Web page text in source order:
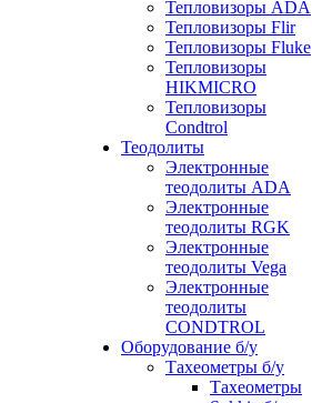
Тепловизоры ADA
Тепловизоры Flir
Тепловизоры Fluke
Тепловизоры
HIKMICRO
Тепловизоры
Condtrol
Теодолиты
Электронные
теодолиты ADA
Электронные
теодолиты RGK
Электронные
теодолиты Vega
Электронные
теодолиты
CONDTROL
Оборудование б/у
Тахеометры б/у
Тахеометры